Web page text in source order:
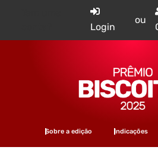
Login
ou
Sobre a edição Indicações